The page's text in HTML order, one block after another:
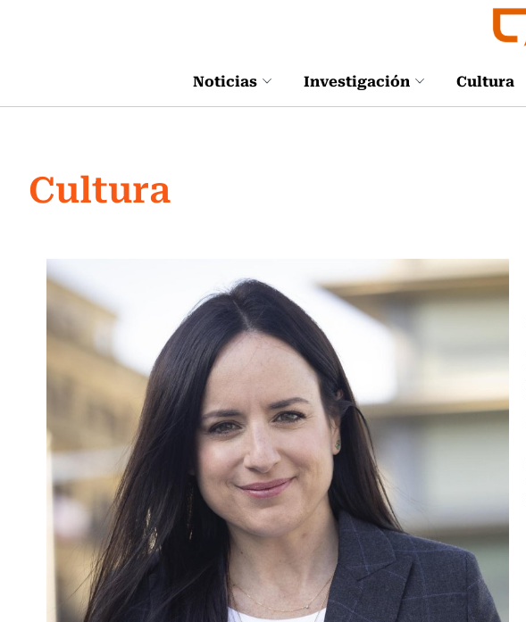
Noticias Investigación Cultura
Cultura